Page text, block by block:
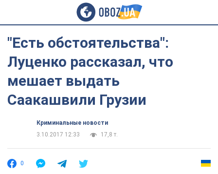
"Есть обстоятельства":
Луценко рассказал, что
мешает выдать
Саакашвили Грузии
Криминальные новости
3.10.2017 12:33
17,8 т.
0